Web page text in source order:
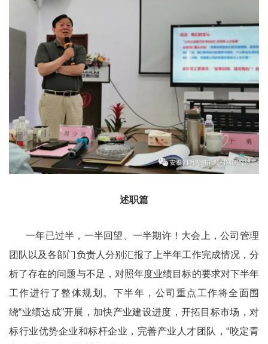
述职篇
一年已过半，一半回望、一半期许！大会上，公司管理
团队以及各部门负责人分别汇报了上半年工作完成情况，分
析了存在的问题与不足，对照年度业绩目标的要求对下半年
工作进行了整体规划。下半年，公司重点工作将全面围
绕“业绩达成”开展，加快产业建设进度，开拓目标市场，对
标行业优势企业和标杆企业，完善产业人才团队，“咬定青